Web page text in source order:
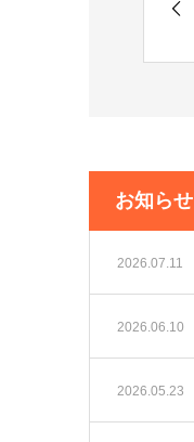
お知らせ
2026.07.11
2026.06.10
2026.05.23